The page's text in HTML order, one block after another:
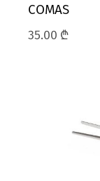
COMAS
35.00 ₾